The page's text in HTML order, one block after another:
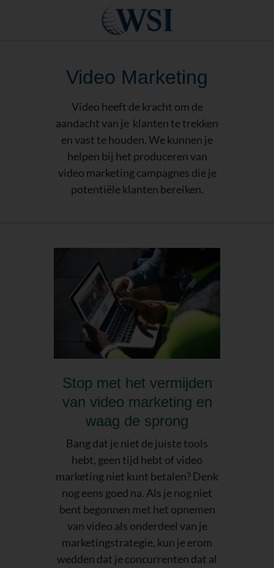
Video Marketing
Video heeft de kracht om de
aandacht van je klanten te trekken
en vast te houden. We kunnen je
helpen bij het produceren van
video marketing campagnes die je
potentiële klanten bereiken.
Stop met het vermijden
van video marketing en
waag de sprong
Bang dat je niet de juiste tools
hebt, geen tijd hebt of video
marketing niet kunt betalen? Denk
nog eens goed na. Als je nog niet
bent begonnen met het opnemen
van video als onderdeel van je
marketingstrategie, kun je erom
wedden dat je concurrenten dat al